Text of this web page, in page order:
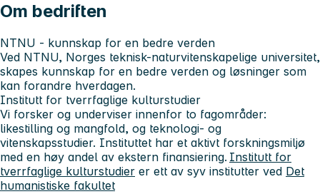
Om bedriften
NTNU - kunnskap for en bedre verden
Ved NTNU, Norges teknisk-naturvitenskapelige universitet,
skapes kunnskap for en bedre verden og løsninger som
kan forandre hverdagen.
Institutt for tverrfaglige kulturstudier
Vi forsker og underviser innenfor to fagområder:
likestilling og mangfold, og teknologi- og
vitenskapsstudier. Instituttet har et aktivt forskningsmiljø
med en høy andel av ekstern finansiering. Institutt for
tverrfaglige kulturstudier er ett av syv institutter ved Det
humanistiske fakultet